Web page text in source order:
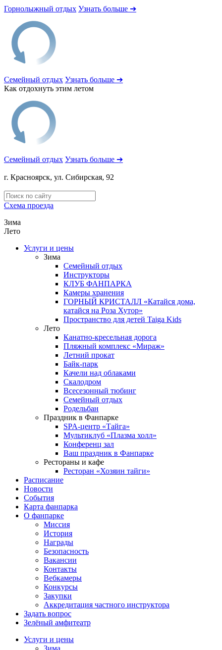
Горнолыжный отдых Узнать больше ➔
Семейный отдых Узнать больше ➔
Как отдохнуть этим летом
Семейный отдых Узнать больше ➔
г. Красноярск, ул. Сибирская, 92
Схема проезда
Зима
Лето
Услуги и цены
Зима
Семейный отдых
Инструкторы
КЛУБ ФАНПАРКА
Камеры хранения
ГОРНЫЙ КРИСТАЛЛ «Катайся дома,
катайся на Роза Хутор»
Пространство для детей Taiga Kids
Лето
Канатно-кресельная дорога
Пляжный комплекс «Мираж»
Летний прокат
Байк-парк
Качели над облаками
Скалодром
Всесезонный тюбинг
Семейный отдых
Родельбан
Праздник в Фанпарке
SPA-центр «Тайга»
Мультиклуб «Плазма холл»
Конференц зал
Ваш праздник в Фанпарке
Рестораны и кафе
Ресторан «Хозяин тайги»
Расписание
Новости
События
Карта фанпарка
О фанпарке
Миссия
История
Награды
Безопасность
Вакансии
Контакты
Вебкамеры
Конкурсы
Закупки
Аккредитация частного инструктора
Задать вопрос
Зелёный амфитеатр
Услуги и цены
Зима